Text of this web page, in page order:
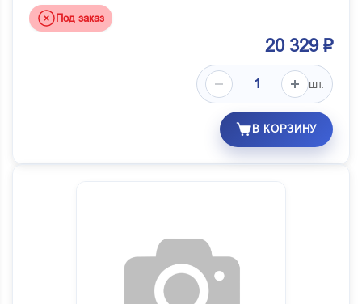
Элемент
Под заказ
20 329 ₽
шт.
В КОРЗИНУ